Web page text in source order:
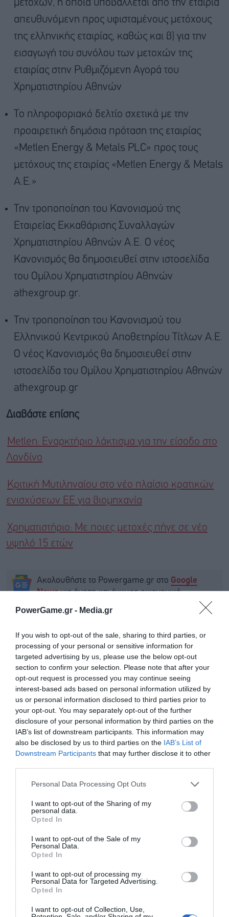
PowerGame.gr - Media.gr
If you wish to opt-out of the sale, sharing to third parties, or
processing of your personal or sensitive information for
targeted advertising by us, please use the below opt-out
section to confirm your selection. Please note that after your
opt-out request is processed you may continue seeing
interest-based ads based on personal information utilized by
us or personal information disclosed to third parties prior to
your opt-out. You may separately opt-out of the further
disclosure of your personal information by third parties on the
IAB’s list of downstream participants. This information may
also be disclosed by us to third parties on the IAB’s List of
Downstream Participants that may further disclose it to other
Personal Data Processing Opt Outs
I want to opt-out of the Sharing of my
personal data.
Opted In
I want to opt-out of the Sale of my
Personal Data.
Opted In
I want to opt-out of processing my
Personal Data for Targeted Advertising.
Opted In
I want to opt-out of Collection, Use,
μετοχών, η οποία υποβάλλεται από την εταιρία
απευθυνόμενη προς υφισταμένους μετόχους
της ελληνικής εταιρίας, καθώς και β) για την
εισαγωγή του συνόλου των μετοχών της
εταιρίας στην Ρυθμιζόμενη Αγορά του
Χρηματιστηρίου Αθηνών
Το πληροφοριακό δελτίο σχετικά με την
προαιρετική δημόσια πρόταση της εταιρίας
«Metlen Energy & Metals PLC» προς τους
μετόχους της εταιρίας «Metlen Energy & Metals
A.Ε.»
Tην τροποποίηση του Κανονισμού της
Εταιρείας Εκκαθάρισης Συναλλαγών
Χρηματιστηρίου Αθηνών Α.Ε. Ο νέος
Κανονισμός θα δημοσιευθεί στην ιστοσελίδα
του Ομίλου Χρηματιστηρίου Αθηνών
athexgroup.gr.
Tην τροποποίηση του Κανονισμού του
Ελληνικού Κεντρικού Αποθετηρίου Τίτλων Α.Ε.
Ο νέος Κανονισμός θα δημοσιευθεί στην
ιστοσελίδα του Ομίλου Χρηματιστηρίου Αθηνών
athexgroup.gr
Διαβάστε επίσης
Metlen: Εναρκτήριο λάκτισμα για την είσοδο στο
Λονδίνο
Κριτική Μυτιληναίου στο νέο πλαίσιο κρατικών
ενισχύσεων ΕΕ για βιομηχανία
Χρηματιστήριο: Με ποιες μετοχές πήγε σε νέο
υψηλό 15 ετών
Ακολουθήστε το Powergame.gr στο Google
Newsγια άμεση και έγκυρη οικονομική
TAGS: METLEN ENERGY & METALS ΜΕΤΟΧΕΣ
ΧΡΗΜΑΤΙΣΤΗΡΙΟ
ΡΟΗ ΕΙΔΗΣΕΩΝ
Ισπανία: Απειλεί την Ιταλία με αντίποινα για τους
περιορισμούς στη μετακίνηση μεταναστών
Πούτιν: Πράσινο φως στην πώληση κρατικού
μεριδίου 30% στο μεγαλύτερο αεροδρόμιο της Μόσχας
BlackRock: Η πώληση ευρώ από τις ΗΠΑ για να